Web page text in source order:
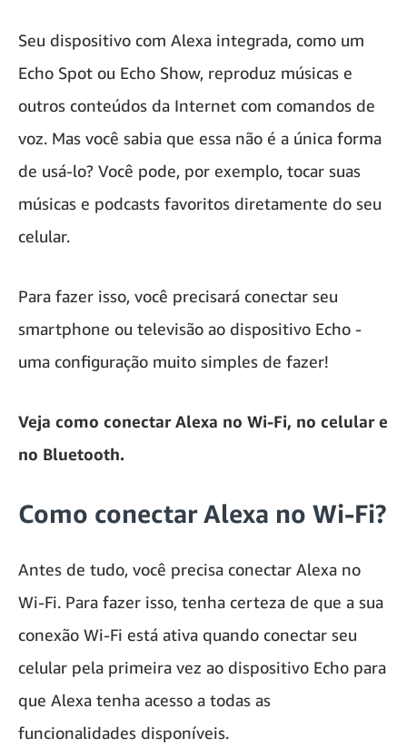
Seu dispositivo com Alexa integrada, como um
Echo Spot ou Echo Show, reproduz músicas e
outros conteúdos da Internet com comandos de
voz. Mas você sabia que essa não é a única forma
de usá-lo? Você pode, por exemplo, tocar suas
músicas e podcasts favoritos diretamente do seu
celular.
Para fazer isso, você precisará conectar seu
smartphone ou televisão ao dispositivo Echo -
uma configuração muito simples de fazer!
Veja como conectar Alexa no Wi-Fi, no celular e
no Bluetooth.
Como conectar Alexa no Wi-Fi?
Antes de tudo, você precisa conectar Alexa no
Wi-Fi. Para fazer isso, tenha certeza de que a sua
conexão Wi-Fi está ativa quando conectar seu
celular pela primeira vez ao dispositivo Echo para
que Alexa tenha acesso a todas as
funcionalidades disponíveis.